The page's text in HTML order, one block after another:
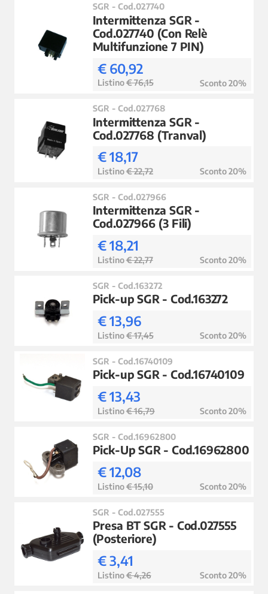
SGR - Cod.027740
Intermittenza SGR -
Cod.027740 (Con Relè
Multifunzione 7 PIN)
€ 60,92
Listino€ 76,15 Sconto 20%
SGR - Cod.027768
Intermittenza SGR -
Cod.027768 (Tranval)
€ 18,17
Listino€ 22,72 Sconto 20%
SGR - Cod.027966
Intermittenza SGR -
Cod.027966 (3 Fili)
€ 18,21
Listino€ 22,77 Sconto 20%
SGR - Cod.163272
Pick-up SGR - Cod.163272
€ 13,96
Listino€ 17,45 Sconto 20%
SGR - Cod.16740109
Pick-up SGR - Cod.16740109
€ 13,43
Listino€ 16,79 Sconto 20%
SGR - Cod.16962800
Pick-Up SGR - Cod.16962800
€ 12,08
Listino€ 15,10 Sconto 20%
SGR - Cod.027555
Presa BT SGR - Cod.027555
(Posteriore)
€ 3,41
Listino€ 4,26 Sconto 20%